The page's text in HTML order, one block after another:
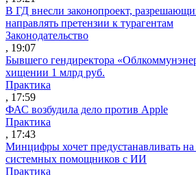
В ГД внесли законопроект,
направлять претензии к турагентам
Законодательство
, 19:07
Бывшего гендиректора
хищении 1 млрд руб.
Практика
, 17:59
ФАС возбудила дело против Apple
Практика
, 17:43
Минцифры хочет предустанавливать
системных помощников с ИИ
Практика